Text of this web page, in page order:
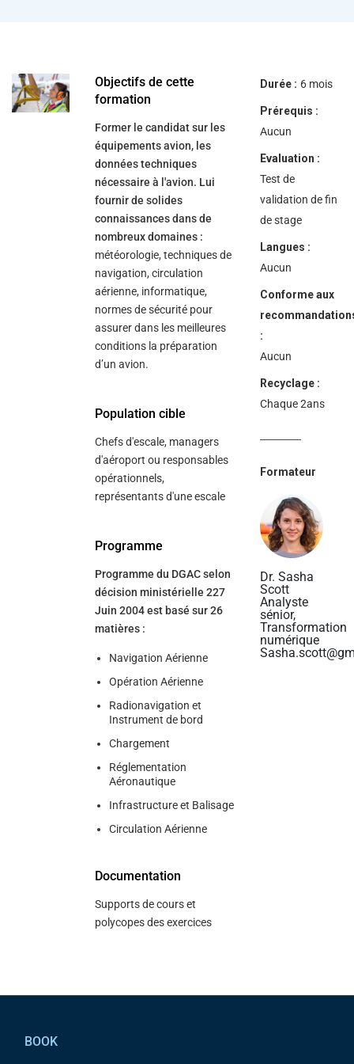
the
content.
Objectifs de cette
formation
Former le candidat sur les
équipements avion, les
données techniques
nécessaire à l'avion. Lui
fournir de solides
connaissances dans de
nombreux domaines :
météorologie, techniques de
navigation, circulation
aérienne, informatique,
normes de sécurité pour
assurer dans les meilleures
conditions la préparation
d’un avion.
Population cible
Chefs d'escale, managers
d'aéroport ou responsables
opérationnels,
représentants d'une escale
Programme
Programme du DGAC selon
décision ministérielle 227
Juin 2004 est basé sur 26
matières :
Navigation Aérienne
Opération Aérienne
Radionavigation et
Instrument de bord
Chargement
Réglementation
Aéronautique
Infrastructure et Balisage
Circulation Aérienne
Documentation
Supports de cours et
polycopes des exercices
Durée : 6 mois
Prérequis :
Aucun
Evaluation :
Test de
validation de fin
de stage
Langues :
Aucun
Conforme aux
:
Aucun
Recyclage :
Chaque 2ans
Formateur
Dr. Sasha
Scott
Analyste
sénior,
Transformation
numérique
BOOK